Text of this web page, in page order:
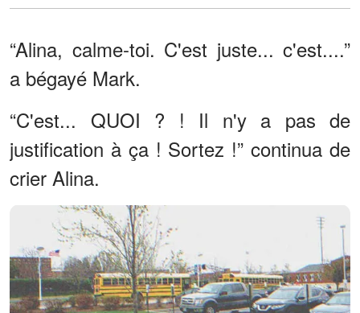
“Alina, calme-toi. C'est juste... c'est....”
a bégayé Mark.
“C'est... QUOI ? ! Il n'y a pas de
justification à ça ! Sortez !” continua de
crier Alina.